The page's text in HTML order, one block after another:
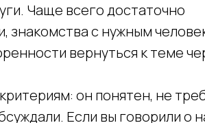
Чаще всего достаточно
знакомства с нужным
вернуться к теме
он понятен, не
Если вы говорили о